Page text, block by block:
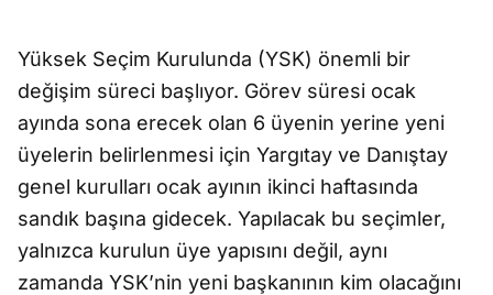
Yüksek Seçim Kurulunda (YSK) önemli bir
değişim süreci başlıyor. Görev süresi ocak
ayında sona erecek olan 6 üyenin yerine yeni
üyelerin belirlenmesi için Yargıtay ve Danıştay
genel kurulları ocak ayının ikinci haftasında
sandık başına gidecek. Yapılacak bu seçimler,
yalnızca kurulun üye yapısını değil, aynı
zamanda YSK’nin yeni başkanının kim olacağını